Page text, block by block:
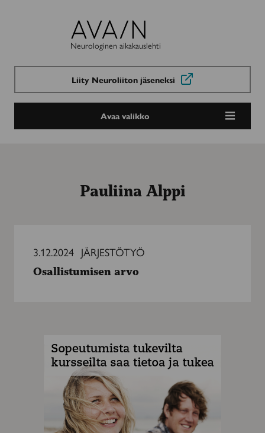
Avain-
lehti
Neurologinen aikakauslehti
Liity Neuroliiton jäseneksi
Avaa valikko
Pauliina Alppi
3.12.2024 JÄRJESTÖTYÖ
Osallistumisen arvo